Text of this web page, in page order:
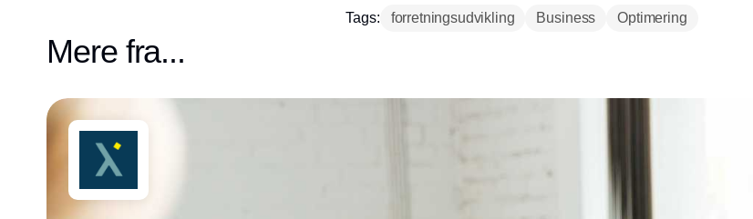
Tags: forretningsudvikling Business Optimering
Mere fra...